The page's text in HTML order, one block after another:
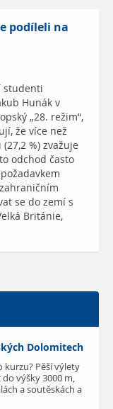
podíleli na
studenti
Hunák v
„28. režim“,
že více než
%) zvažuje
odchod často
se do zemí s
Británie,
Dolomitech
kurzu? Pěší výlety
výšky 3000 m,
a soutěskách a